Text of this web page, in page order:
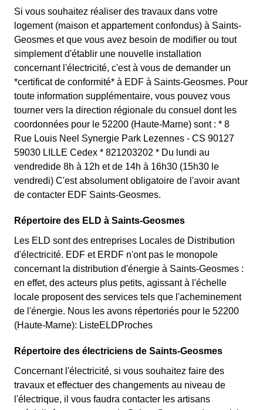
Si vous souhaitez réaliser des travaux dans votre
logement (maison et appartement confondus) à Saints-
Geosmes et que vous avez besoin de modifier ou tout
simplement d'établir une nouvelle installation
concernant l'électricité, c'est à vous de demander un
*certificat de conformité* à EDF à Saints-Geosmes. Pour
toute information supplémentaire, vous pouvez vous
tourner vers la direction régionale du consuel dont les
coordonnées pour le 52200 (Haute-Marne) sont : * 8
Rue Louis Neel Synergie Park Lezennes - CS 90127
59030 LILLE Cedex * 821203202 * Du lundi au
vendredide 8h à 12h et de 14h à 16h30 (15h30 le
vendredi) C'est absolument obligatoire de l'avoir avant
de contacter EDF Saints-Geosmes.
Répertoire des ELD à Saints-Geosmes
Les ELD sont des entreprises Locales de Distribution
d'électricité. EDF et ERDF n'ont pas le monopole
concernant la distribution d'énergie à Saints-Geosmes :
en effet, des acteurs plus petits, agissant à l'échelle
locale proposent des services tels que l'acheminement
de l'énergie. Nous les avons répertoriés pour le 52200
(Haute-Marne): ListeELDProches
Répertoire des électriciens de Saints-Geosmes
Concernant l'électricité, si vous souhaitez faire des
travaux et effectuer des changements au niveau de
l'électrique, il vous faudra contacter les artisans